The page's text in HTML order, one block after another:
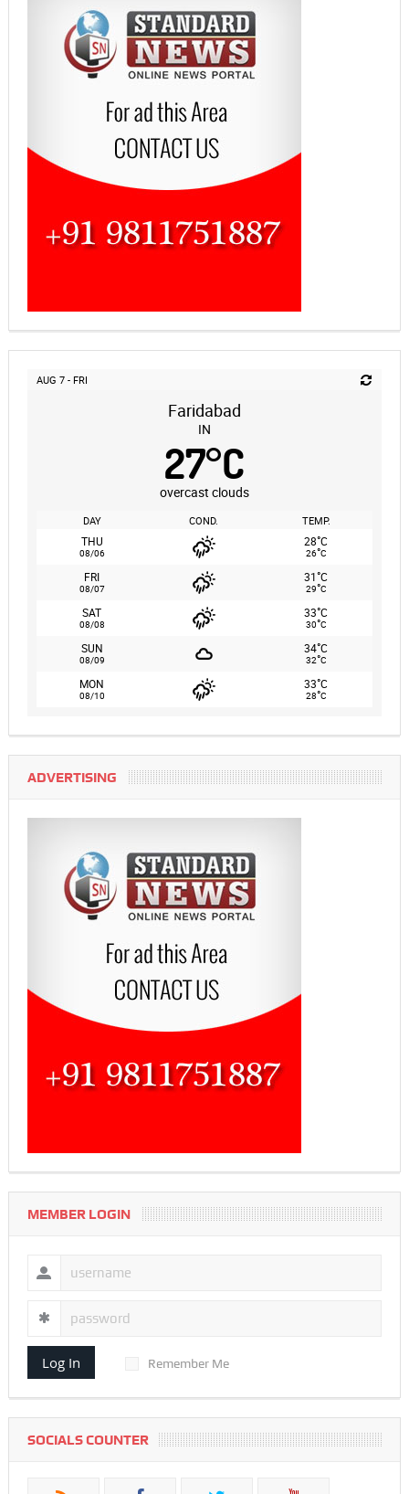
AUG 7 - FRI
Faridabad
IN
27°C
overcast clouds
DAY COND. TEMP.
THU
08/06
28°C
26°C
FRI
08/07
31°C
29°C
SAT
08/08
33°C
30°C
SUN
08/09
34°C
32°C
MON
08/10
33°C
28°C
ADVERTISING
MEMBER LOGIN
Log In Remember Me
SOCIALS COUNTER